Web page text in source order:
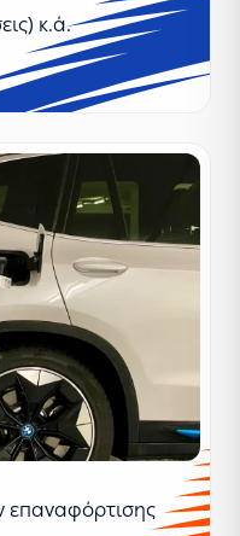
κ.ά.
επαναφόρτισης